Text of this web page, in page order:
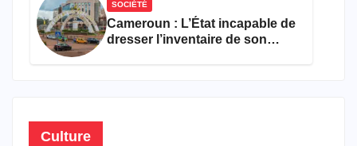
SOCIÉTÉ
Cameroun : L’État incapable de
dresser l’inventaire de son
Culture